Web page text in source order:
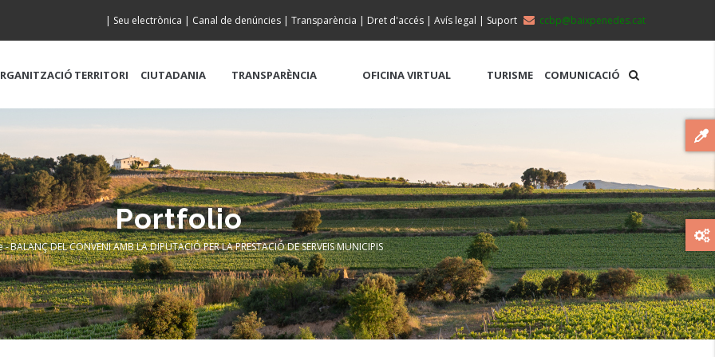
ccbp@baixpenedes.cat
| Seu electrònica | Canal de denúncies | Transparència | Dret d'accés | Avís legal | Suport
TERRITORI CIUTADANIA TRANSPARÈNCIA OFICINA VIRTUAL TURISME COMUNICACIÓ
Portfolio
-BALANÇ DEL CONVENI AMB LA DIPUTACIÓ PER LA PRESTACIÓ DE SERVEIS MUNICIPIS